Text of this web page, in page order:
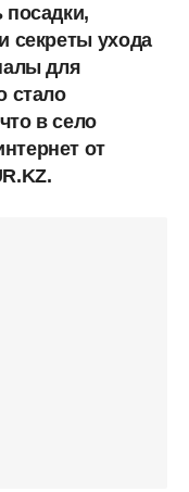
посадки,
секреты ухода
для
стало
в село
от